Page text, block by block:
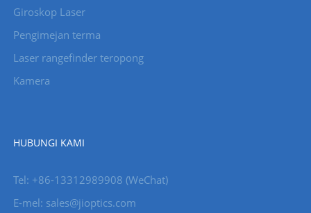
Giroskop Laser
Pengimejan terma
Laser rangefinder teropong
Kamera
HUBUNGI KAMI
Tel: +86-13312989908 (WeChat)
E-mel: sales@jioptics.com